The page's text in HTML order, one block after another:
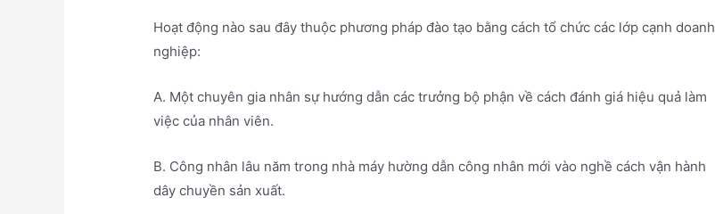
Hoạt động nào sau đây thuộc phương pháp đào tạo bằng cách tổ chức các lớp cạnh doanh
nghiệp:
A. Một chuyên gia nhân sự hướng dẫn các trưởng bộ phận về cách đánh giá hiệu quả làm
việc của nhân viên.
B. Công nhân lâu năm trong nhà máy hường dẫn công nhân mới vào nghề cách vận hành
dây chuyền sản xuất.